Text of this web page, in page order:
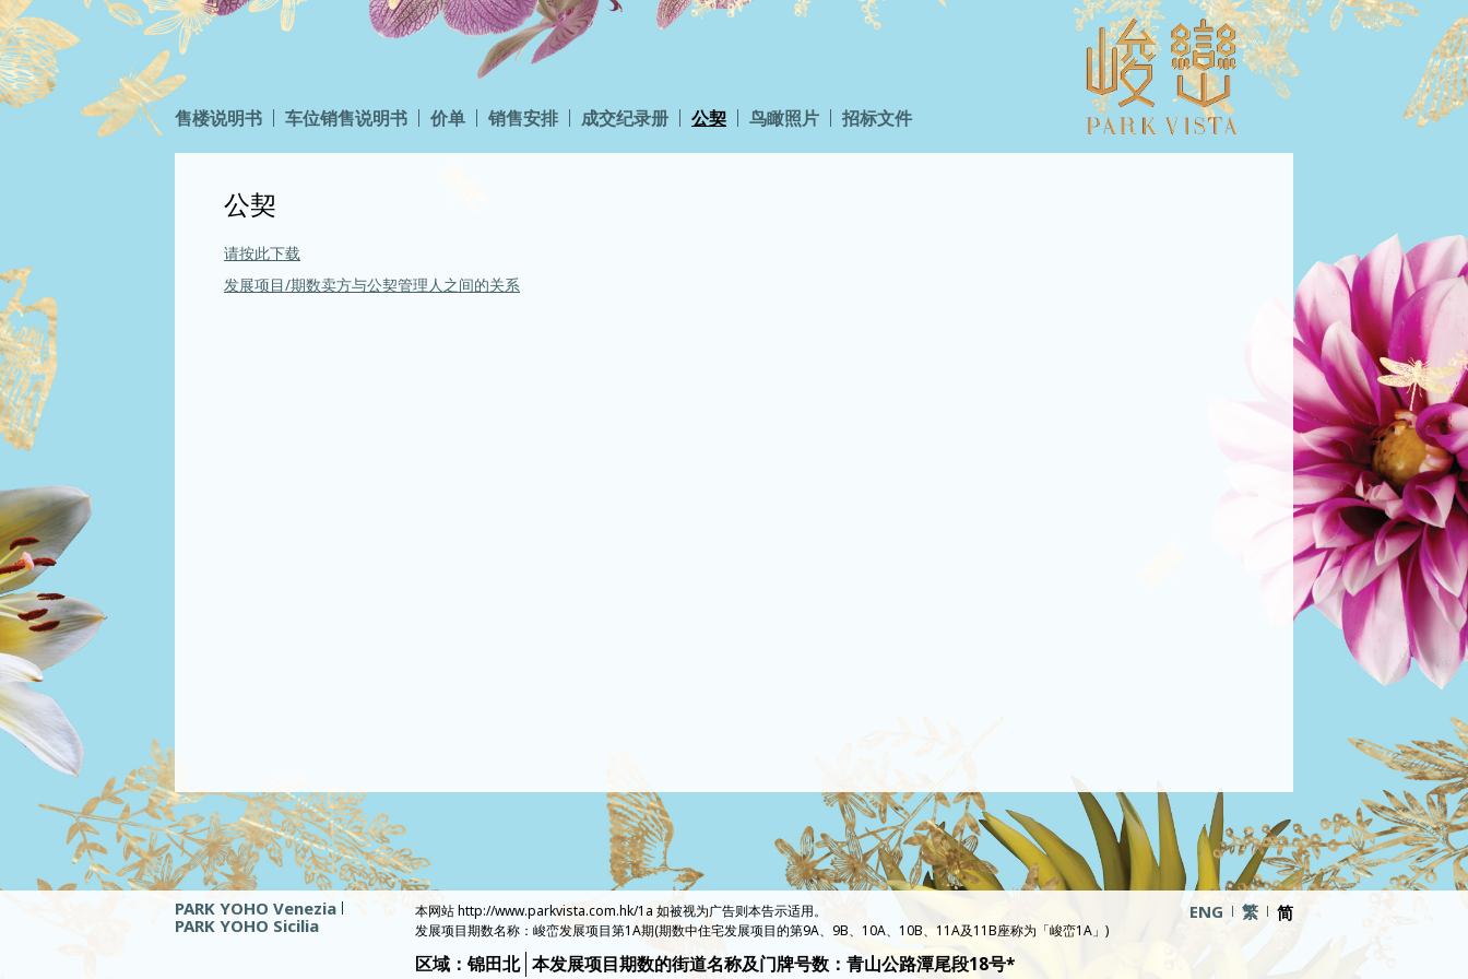
售楼说明书 车位销售说明书 价单 销售安排 成交纪录册 公契 鸟瞰照片 招标文件
公契
请按此下载
发展项目/期数卖方与公契管理人之间的关系
PARK YOHO Venezia
PARK YOHO Sicilia
本网站 http://www.parkvista.com.hk/1a 如被视为广告则本告示适用。
发展项目期数名称：峻峦发展项目第1A期(期数中住宅发展项目的第9A、9B、10A、10B、11A及11B座称为「峻峦1A」)
ENG 繁 简
区域：锦田北 本发展项目期数的街道名称及门牌号数：青山公路潭尾段18号*